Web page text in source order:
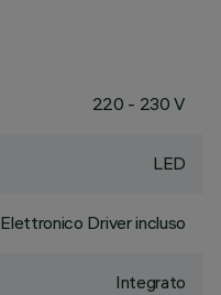
220 - 230 V
LED
Elettronico Driver incluso
Integrato